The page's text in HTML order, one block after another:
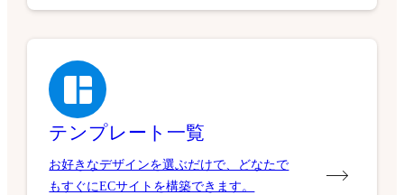
テンプレート一覧
お好きなデザインを選ぶだけで、どなたで
もすぐにECサイトを構築できます。